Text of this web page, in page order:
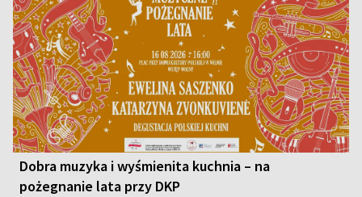
Dobra muzyka i wyśmienita kuchnia – na
pożegnanie lata przy DKP